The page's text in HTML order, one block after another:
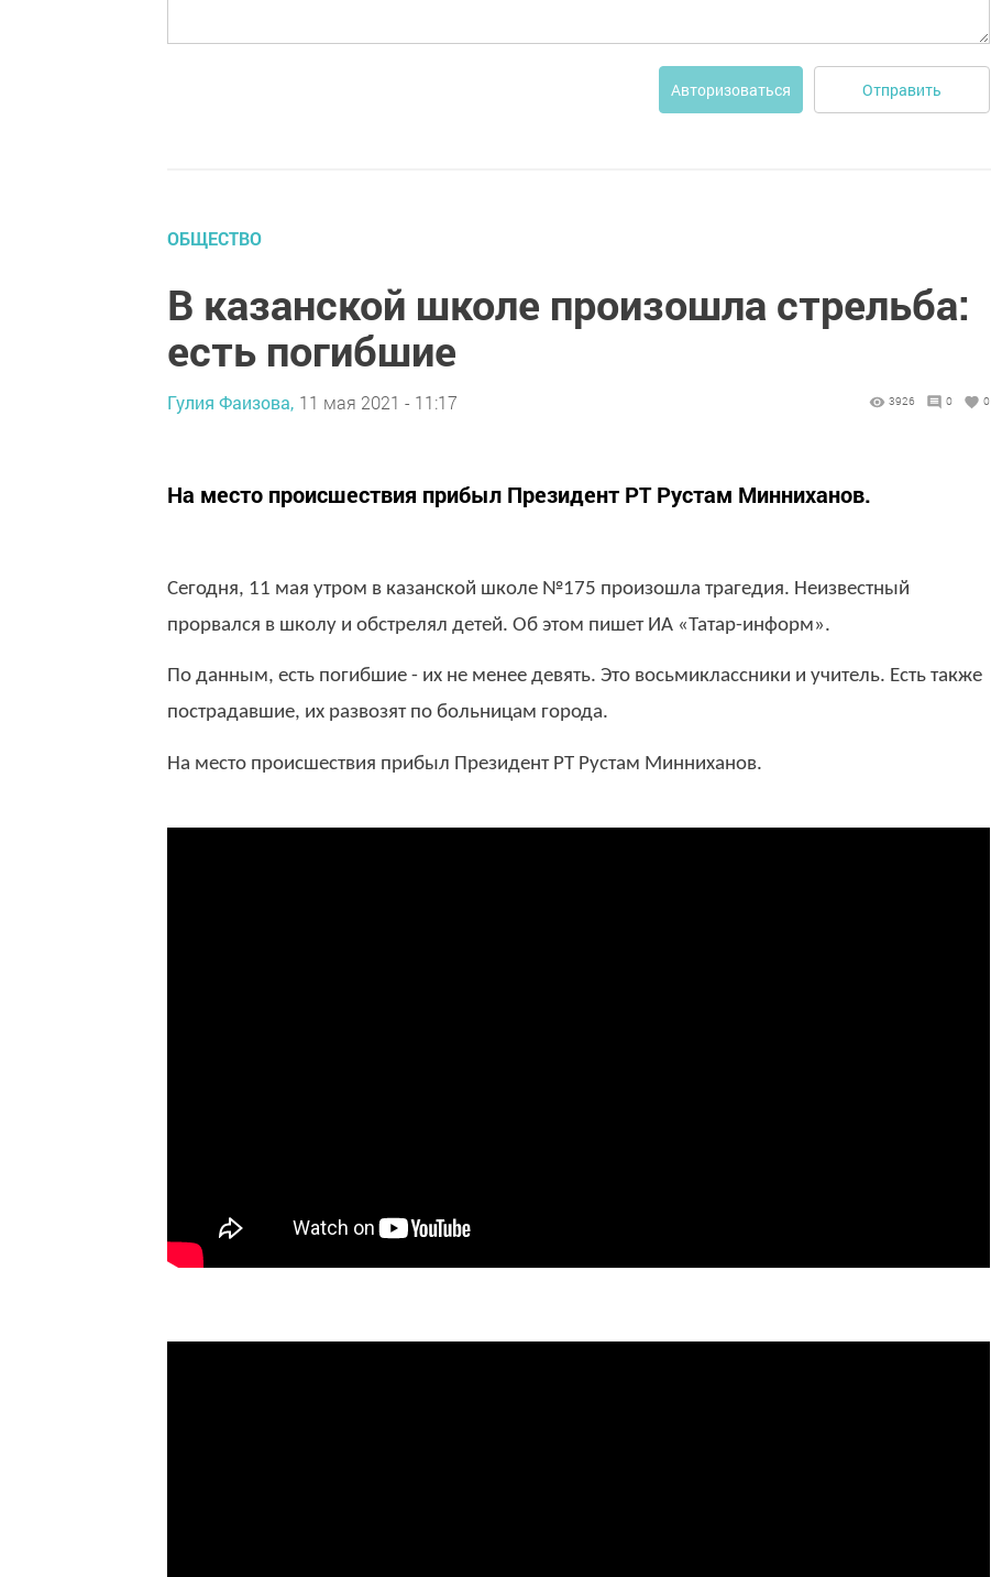
Авторизоваться Отправить
ОБЩЕСТВО
В казанской школе произошла стрельба:
есть погибшие
Гулия Фаизова, 11 мая 2021 - 11:17 3926 0 0
На место происшествия прибыл Президент РТ Рустам Минниханов.
Сегодня, 11 мая утром в казанской школе №175 произошла трагедия. Неизвестный
прорвался в школу и обстрелял детей. Об этом пишет ИА «Татар-информ».
По данным, есть погибшие - их не менее девять. Это восьмиклассники и учитель. Есть также
пострадавшие, их развозят по больницам города.
На место происшествия прибыл Президент РТ Рустам Минниханов.